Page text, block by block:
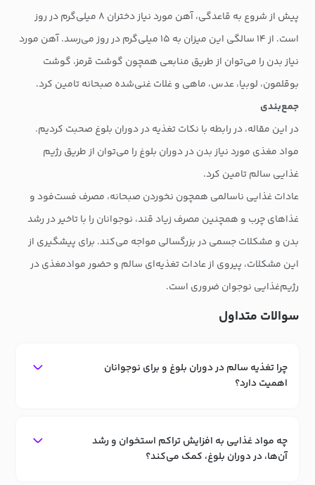
پیش از شروع به قاعدگی، آهن مورد نیاز دختران ۸ میلی‌گرم در روز
است. از ۱۴ سالگی این میزان به ۱۵ میلی‌گرم در روز می‌رسد. آهن مورد
نیاز بدن را می‌توان از طریق منابعی همچون گوشت قرمز، گوشت
بوقلمون، لوبیا، عدس، ماهی و غلات غنی‌شده صبحانه تامین کرد.
جمع‌بندی
در این مقاله، در رابطه با نکات تغذیه در دوران بلوغ صحبت کردیم.
مواد مغذی مورد نیاز بدن در دوران بلوغ را می‌توان از طریق رژیم
غذایی سالم تامین کرد.
عادات غذایی ناسالمی همچون نخوردن صبحانه، مصرف فست‌فود و
غذاهای چرب و همچنین مصرف زیاد قند، نوجوانان را با تاخیر در رشد
بدن و مشکلات جسمی در بزرگسالی مواجه می‌کند. برای پیشگیری از
این مشکلات، پیروی از عادات تغذیه‌ای سالم و حضور موادمغذی در
رژیم‌غذایی نوجوان ضروری است.
سوالات متداول
چرا تغذیه سالم در دوران بلوغ و برای نوجوانان
اهمیت دارد؟
چه مواد غذایی به افزایش تراکم استخوان و رشد
آن‌ها، در دوران بلوغ، کمک می‌کند؟